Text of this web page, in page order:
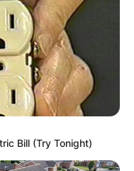
Tiffany (2010)
Soo Ro(2010)
(2009)
Tiffany – OST
Sunny, Tiffany – OST
Bill (Try Tonight)